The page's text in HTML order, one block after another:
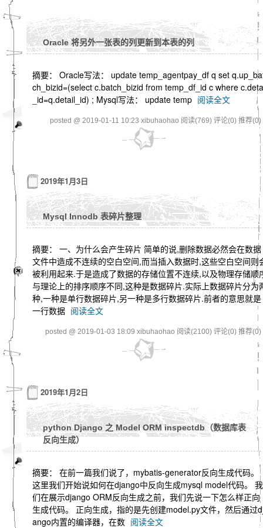
Oracle 将另外一张表的列更新到本表的列
摘要： Oracle写法： update temp_agentpay_df q set
ch_bizid=(select c.batch_bizid from temp_df_id c where
_id=q.detail_id) ; Mysql写法： update temp 阅读全文
posted @ 2019-01-11 10:23 xibuhaohao 阅读(769) 评论(0) 推荐(0)
2019年1月3日
Mysql Innodb 表碎片整理
摘要： 一、为什么会产生碎片 简单的说,删除数据必然会在数据
文件中造成不连续的空白空间,而当插入数据时,这些空白空间则
被利用起来.于是造成了数据的存储位置不连续,以及物理存储顺
与理论上的排序顺序不同,这种是数据碎片.实际上数据碎片分为
种,一种是单行数据碎片,另一种是多行数据碎片.前者的意思就是
一行数据 阅读全文
posted @ 2019-01-03 18:09 xibuhaohao 阅读(2100) 评论(0) 推荐(0)
2019年1月2日
python Django 之 Model ORM inspectdb（数据库表
反向生成）
摘要： 在前一篇我们说了，mybatis-generator反向生成代码。
这里我们开始说如何在django中反向生成mysql model代码。 我
们在展示django ORM反向生成之前，我们先说一下怎么样正向
生成代码。 正向生成，指的是先创建model.py文件，然后通过
ango内置的编译器，在数 阅读全文